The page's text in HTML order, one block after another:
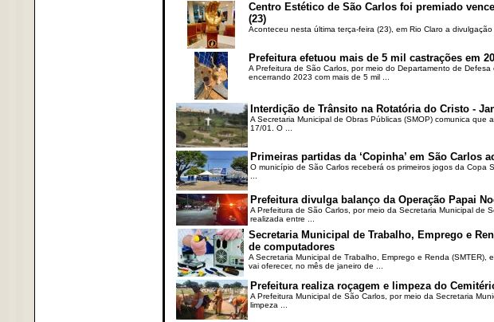
Centro Estético de São Carlos foi premiado
(23)
Aconteceu nesta última terça-feira (23), em Rio Claro a
Prefeitura efetuou mais de 5 mil castrações em
A Prefeitura de São Carlos, por meio do Departamento de
encerrando 2023 com mais de 5 mil ...
Interdição de Trânsito na Rotatória do Cristo -
A Secretaria Municipal de Obras Públicas (SMOP) comunica
17/01. O ...
Primeiras partidas da ‘Copinha’ em São Carlos
O município de São Carlos receberá os primeiros jogos da Copa
Prefeitura divulga balanço da Operação Papai
A Prefeitura de São Carlos, por meio da Secretaria Municipal de
realizada entre ...
Secretaria Municipal de Trabalho, Emprego e
de computadores
A Secretaria Municipal de Trabalho, Emprego e Renda (SMTER),
vai oferecer, no mês de janeiro de ...
Prefeitura realiza roçagem e limpeza do
A Prefeitura Municipal de São Carlos, por meio da Secretaria
limpeza ...